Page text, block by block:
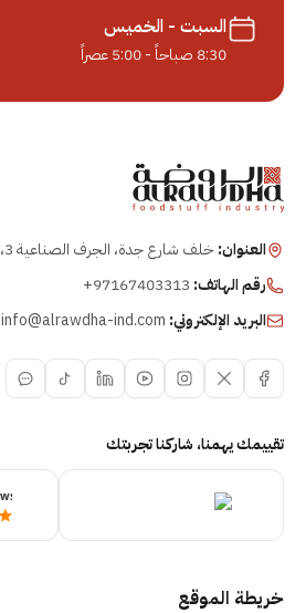
السبت - الخميس
8:30 صباحاً - 5:00 عصراً
العنوان:خلف شارع جدة، الجرف الصناعية 3، عجمان، الإمارات
رقم الهاتف: +97167403313
البريد الإلكتروني: info@alrawdha-ind.com
تقييمك يهمنا، شاركنا تجربتك
خريطة الموقع